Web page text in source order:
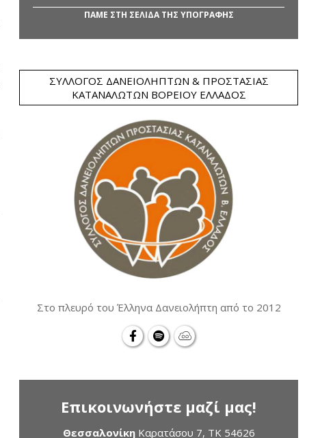
ΠΑΜΕ ΣΤΗ ΣΕΛΙΔΑ ΤΗΣ ΥΠΟΓΡΑΦΗΣ
ΣΎΛΛΟΓΟΣ ΔΑΝΕΙΟΛΗΠΤΏΝ & ΠΡΟΣΤΑΣΊΑΣ
ΚΑΤΑΝΑΛΩΤΏΝ ΒΟΡΕΊΟΥ ΕΛΛΆΔΟΣ
Στο πλευρό του Έλληνα Δανειολήπτη από το 2012
Επικοινωνήστε μαζί μας!
ΘεσσαλονίκηΚαρατάσου 7, TK 54626